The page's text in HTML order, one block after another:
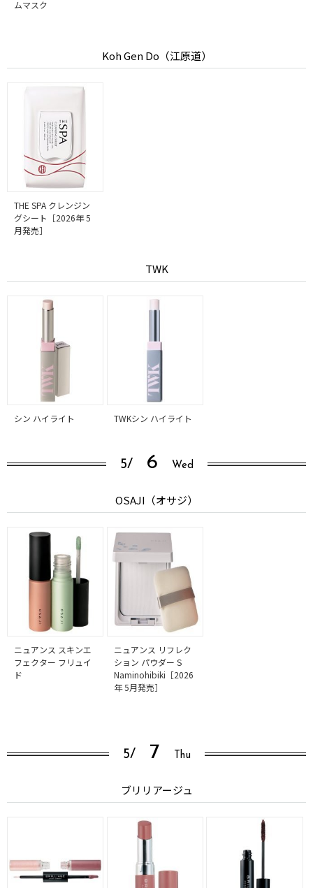
ムマスク
Koh Gen Do（江原道）
THE SPA クレンジン
グシート［2026年 5
月発売］
TWK
シン ハイライト TWKシン ハイライト
5/ 6 Wed
OSAJI（オサジ）
ニュアンス スキンエ
フェクター フリュイ
ド
ニュアンス リフレク
ション パウダー S
Naminohibiki［2026
年 5月発売］
5/ 7 Thu
ブリリアージュ